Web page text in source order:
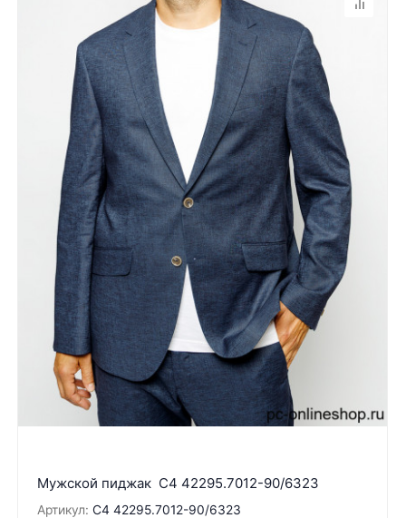
Мужской пиджак C4 42295.7012-90/6323
Артикул: C4 42295.7012-90/6323